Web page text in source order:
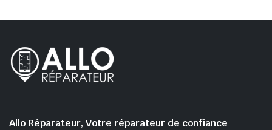
Allo Réparateur, Votre réparateur de confiance